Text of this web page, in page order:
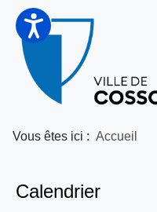
Vous êtes ici : Accueil
Calendrier